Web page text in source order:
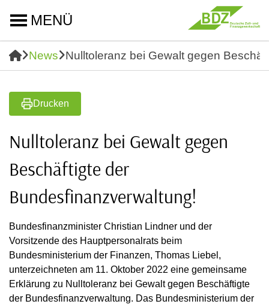
MENÜ
News Nulltoleranz bei Gewalt gegen
Drucken
Nulltoleranz bei Gewalt gegen
Beschäftigte der
Bundesfinanzverwaltung!
Bundesfinanzminister Christian Lindner und der
Vorsitzende des Hauptpersonalrats beim
Bundesministerium der Finanzen, Thomas Liebel,
unterzeichneten am 11. Oktober 2022 eine gemeinsame
Erklärung zu Nulltoleranz bei Gewalt gegen Beschäftigte
der Bundesfinanzverwaltung. Das Bundesministerium der